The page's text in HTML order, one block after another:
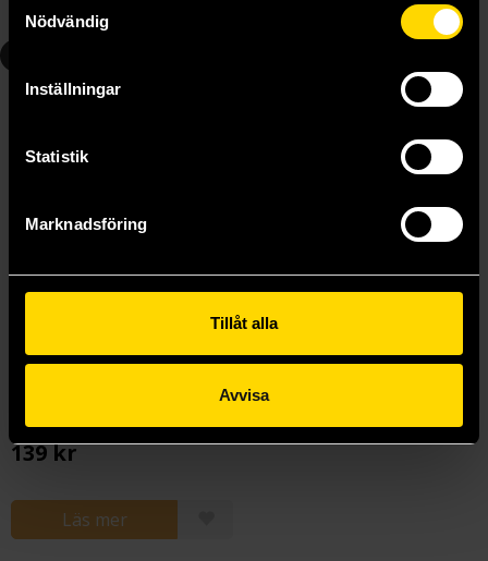
Nödvändig
Inställningar
Statistik
Marknadsföring
Tillåt alla
Avvisa
Beställ
Yoshiaki
139 kr
Läs mer